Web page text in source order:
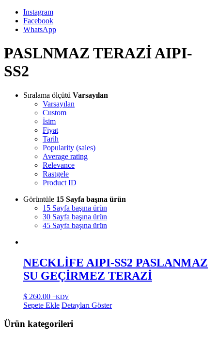
Instagram
Facebook
WhatsApp
PASLNMAZ TERAZİ AIPI-
SS2
Sıralama ölçütü Varsayılan
Varsayılan
Custom
İsim
Fiyat
Tarih
Popularity (sales)
Average rating
Relevance
Rastgele
Product ID
Görüntüle 15 Sayfa başına ürün
15 Sayfa başına ürün
30 Sayfa başına ürün
45 Sayfa başına ürün
NECKLİFE AIPI-SS2 PASLANMAZ
SU GEÇİRMEZ TERAZİ
$ 260.00 +KDV
Sepete Ekle Detayları Göster
Ürün kategorileri